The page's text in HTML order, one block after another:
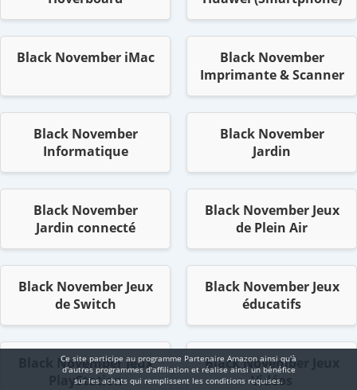
Black November iMac
Black November
Imprimante & Scanner
Black November
Informatique
Black November
Jardin
Black November
Jardin connecté
Black November Jeux
de Plein Air
Black November Jeux
de Switch
Black November Jeux
éducatifs
Black November Jeux
PlayStation
Black November Jeux
Vidéos
Ce site participe au programme Partenaire Αmazοn ainsi qu'à
d'autres programmes d'affiliation et réalise ainsi un bénéfice
sur les achats qui remplissent les conditions requises.